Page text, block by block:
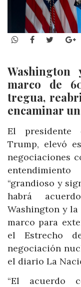
WhatsApp
Facebook
Twitter
marco de
tregua,
encaminar
El presidente
Trump, elevó
negociaciones
“grandioso y
habrá
Washington y
marco para
el Estrecho
negociación
el diario La
“El acuerdo